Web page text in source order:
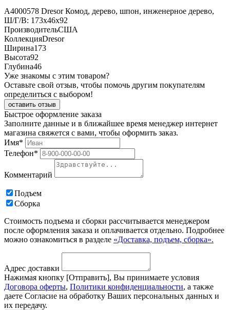
A4000578 Dresor Комод, дерево, шпон, инженерное дерево,
Ш/Г/В: 173х46х92
ПроизводительСША
КоллекцияDresor
Ширина173
Высота92
Глубина46
Уже знакомы с этим товаром?
Оставьте свой отзыв, чтобы помочь другим покупателям
определиться с выбором!
оставить отзыв
Быстрое оформление заказа
Заполните данные и в ближайшее время менеджер интернет
магазина свяжется с вами, чтобы оформить заказ.
Имя*
Телефон*
Комментарий
Подъем
Сборка
Стоимость подъема и сборки рассчитывается менеджером
после оформления заказа и оплачивается отдельно. Подробнее
можно ознакомиться в разделе «Доставка, подъем, сборка».
Адрес доставки
Нажимая кнопку [Отправить], Вы принимаете условия
Договора оферты, Политики конфиденциальности, а также
даете Согласие на обработку Ваших персональных данных и
их передачу.